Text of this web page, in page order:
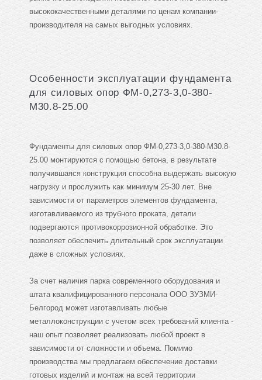
высококачественными деталями по ценам компании-
производителя на самых выгодных условиях.
Особенности эксплуатации фундамента
для силовых опор ФМ-0,273-3,0-380-
М30.8-25.00
Фундаменты для силовых опор ФМ-0,273-3,0-380-М30.8-
25.00 монтируются с помощью бетона, в результате
получившаяся конструкция способна выдержать высокую
нагрузку и прослужить как минимум 25-30 лет. Вне
зависимости от параметров элементов фундамента,
изготавливаемого из трубного проката, детали
подвергаются противокоррозионной обработке. Это
позволяет обеспечить длительный срок эксплуатации
даже в сложных условиях.
За счет наличия парка современного оборудования и
штата квалифицированного персонала ООО ЗУЗМИ-
Белгород может изготавливать любые
металлоконструкции с учетом всех требований клиента -
наш опыт позволяет реализовать любой проект в
зависимости от сложности и объема. Помимо
производства мы предлагаем обеспечение доставки
готовых изделий и монтаж на всей территории